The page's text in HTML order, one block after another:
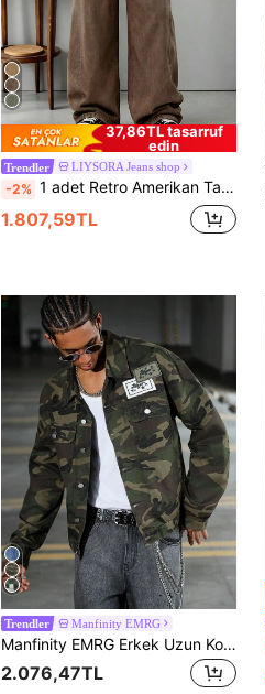
37,86TL tasarruf
edin
Trendler LIYSORA Jeans shop
-2% 1 adet Retro Amerikan Tarzı Erkek Bol Kesim Geniş Paçalı Kahverengi Kot Pantolon, Çizgi Film Fil Nakışlı, Unisex (Kemer ve Aksesuarlar Dahil Değildir)
1.807,59TL
Trendler Manfinity EMRG
Manfinity EMRG Erkek Uzun Kollu Üniversite Stili Kentsel Sokak Modası Kamuflaj Bol Kot Ceket, Sonbahar
2.076,47TL